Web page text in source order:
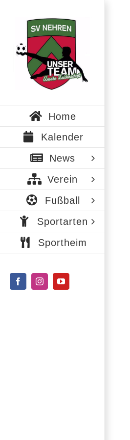
springen
Home
Kalender
News
Verein
Fußball
Sportarten
Sportheim
FacebookInstagramYouTube